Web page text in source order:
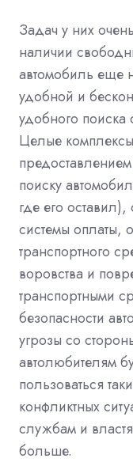
Задач у них
наличии
автомобиль еще
удобной и
удобного поиска
Целые
поиску
где его
системы оплаты,
транспортного
воровства и
транспортными
безопасности
угрозы со
автолюбителям
пользоваться
конфликтных
службам и
больше.